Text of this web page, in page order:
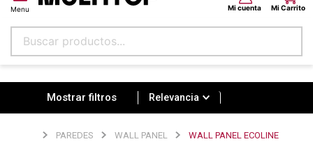
Buscar productos...
Relevancia
PAREDES WALL PANEL WALL PANEL ECOLINE
papel tapiz